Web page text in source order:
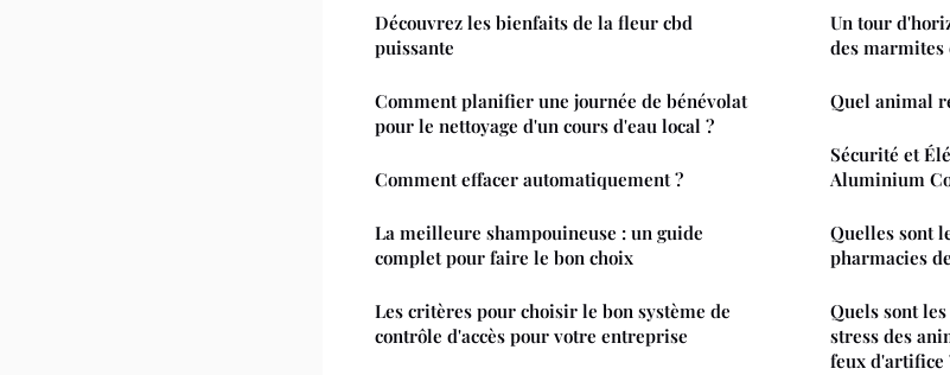
Découvrez les bienfaits de la fleur cbd
puissante
Comment planifier une journée de bénévolat
pour le nettoyage d'un cours d'eau local ?
Comment effacer automatiquement ?
La meilleure shampouineuse : un guide
complet pour faire le bon choix
Les critères pour choisir le bon système de
contrôle d'accès pour votre entreprise
Un tour
des marmites
Quel animal
Sécurité et
Aluminium
Quelles sont
pharmacies
Quels sont
stress des
feux d'artifice